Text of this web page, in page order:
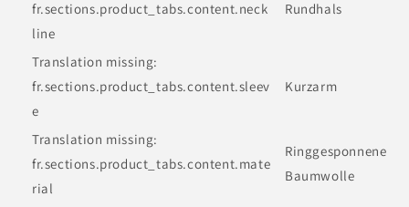
fr.sections.product_tabs.content.neck
line
Rundhals
Translation missing:
fr.sections.product_tabs.content.sleev
e
Kurzarm
Translation missing:
fr.sections.product_tabs.content.mate
rial
Ringgesponnene
Baumwolle